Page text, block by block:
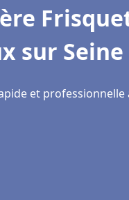
sur Seine
et professionnelle